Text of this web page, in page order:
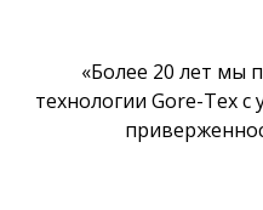
«Более 20 лет мы
технологии Gore-Tex